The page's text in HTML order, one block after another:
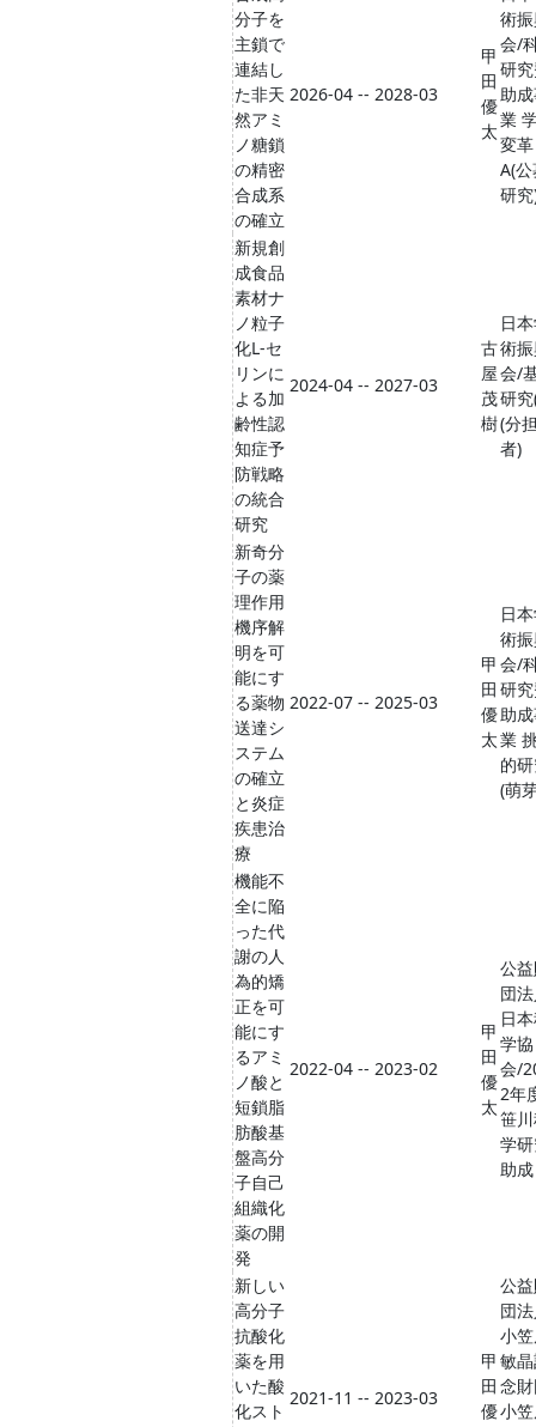
分子を
主鎖で
連結し
た非天
然アミ
ノ糖鎖
の精密
合成系
の確立
2026-04 -- 2028-03
甲
田
優
太
術
会/
研
助
業
変革
A(
研
新規創
成食品
素材ナ
ノ粒子
化L-セ
リンに
よる加
齢性認
知症予
防戦略
の統合
研究
2024-04 -- 2027-03
古
屋
茂
樹
日
術
会/
研
(分
者)
新奇分
子の薬
理作用
機序解
明を可
能にす
る薬物
送達シ
ステム
の確立
と炎症
疾患治
療
2022-07 -- 2025-03
甲
田
優
太
日
術
会/
研
助
業
的
(萌
機能不
全に陥
った代
謝の人
為的矯
正を可
能にす
るアミ
ノ酸と
短鎖脂
肪酸基
盤高分
子自己
組織化
薬の開
発
2022-04 -- 2023-02
甲
田
優
太
公
団
日
学協
会/
2年
笹
学
助成
新しい
高分子
抗酸化
薬を用
いた酸
化スト
2021-11 -- 2023-03
甲
田
優
公
団
小
敏
念
小